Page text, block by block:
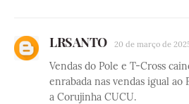
LRSANTO 20 de março de
Vendas do Pole e T-Cross
enrabada nas vendas igual ao
a Corujinha CUCU.